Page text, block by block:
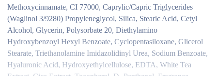
Methoxycinnamate, CI 77000, Caprylic/Capric Triglycerides
(Waglinol 3/9280) Propyleneglycol, Silica, Stearic Acid, Cetyl
Alcohol, Glycerin, Polysorbate 20, Diethylamino
Hydroxybenzoyl Hexyl Benzoate, Cyclopentasiloxane, Glicerol
Stearate, Triethanolamine Imidazolidinyl Urea, Sodium Benzoate,
Hyaluronic Acid, Hydroxyethylcellulose, EDTA, White Tea